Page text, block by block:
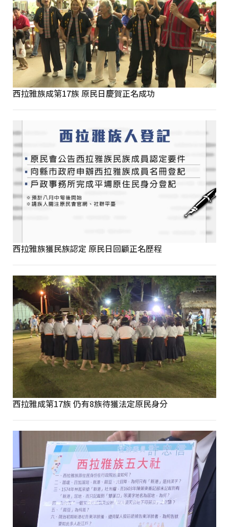
西拉雅族成第17族 原民日慶賀正名成功
西拉雅族獲民族認定 原民日回顧正名歷程
西拉雅成第17族 仍有8族待獲法定原民身分